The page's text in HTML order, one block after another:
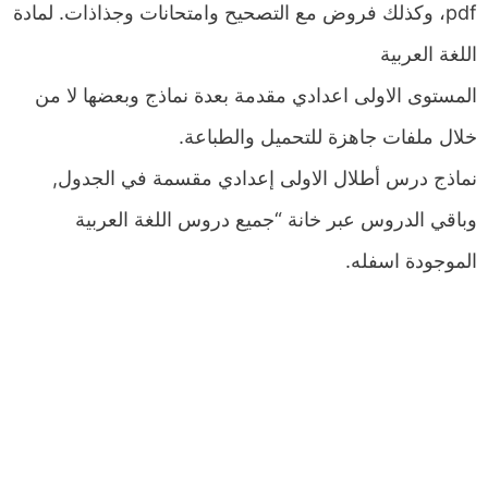
pdf، وكذلك فروض مع التصحيح وامتحانات وجذاذات. لمادة
اللغة العربية
المستوى الاولى اعدادي مقدمة بعدة نماذج وبعضها لا من
خلال ملفات جاهزة للتحميل والطباعة.
نماذج درس أطلال الاولى إعدادي مقسمة في الجدول,
وباقي الدروس عبر خانة “جميع دروس اللغة العربية
الموجودة اسفله.